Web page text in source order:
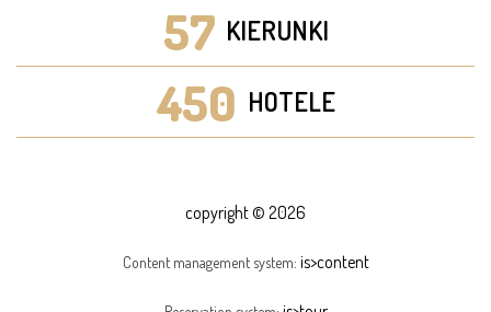
57 KIERUNKI
450 HOTELE
copyright © 2026
Content management system: is>content